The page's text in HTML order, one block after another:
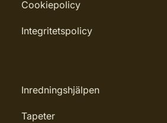
Cookiepolicy
Integritetspolicy
Inredningshjälpen
Tapeter